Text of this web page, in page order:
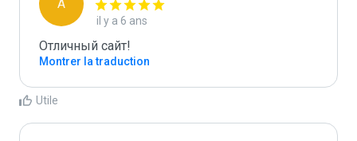
A
il y a 6 ans
Отличный сайт!
Montrer la traduction
Utile